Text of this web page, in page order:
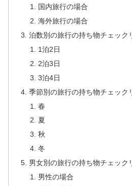
国内旅行の場合
海外旅行の場合
泊数別の旅行の持ち物チェック
1泊2日
2泊3日
3泊4日
季節別の旅行の持ち物チェック
春
夏
秋
冬
男女別の旅行の持ち物チェック
男性の場合